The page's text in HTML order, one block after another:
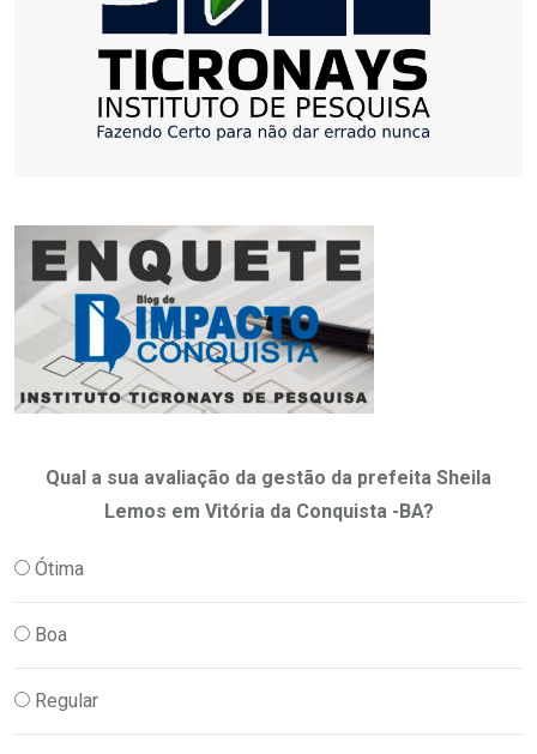
Qual a sua avaliação da gestão da prefeita Sheila
Lemos em Vitória da Conquista -BA?
Ótima
Boa
Regular